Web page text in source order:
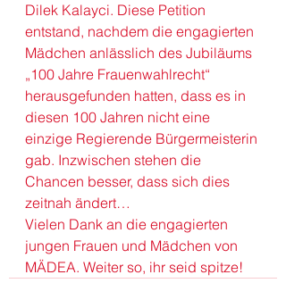
Dilek Kalayci. Diese Petition
entstand, nachdem die engagierten
Mädchen anlässlich des Jubiläums
„100 Jahre Frauenwahlrecht“
herausgefunden hatten, dass es in
diesen 100 Jahren nicht eine
einzige Regierende Bürgermeisterin
gab. Inzwischen stehen die
Chancen besser, dass sich dies
zeitnah ändert…
Vielen Dank an die engagierten
jungen Frauen und Mädchen von
MÄDEA. Weiter so, ihr seid spitze!